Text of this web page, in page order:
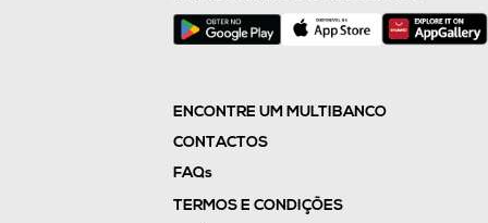
ENCONTRE UM MULTIBANCO
CONTACTOS
FAQs
TERMOS E CONDIÇÕES